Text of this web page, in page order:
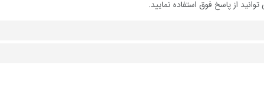
از پاسخ فوق استفاده نمایید.